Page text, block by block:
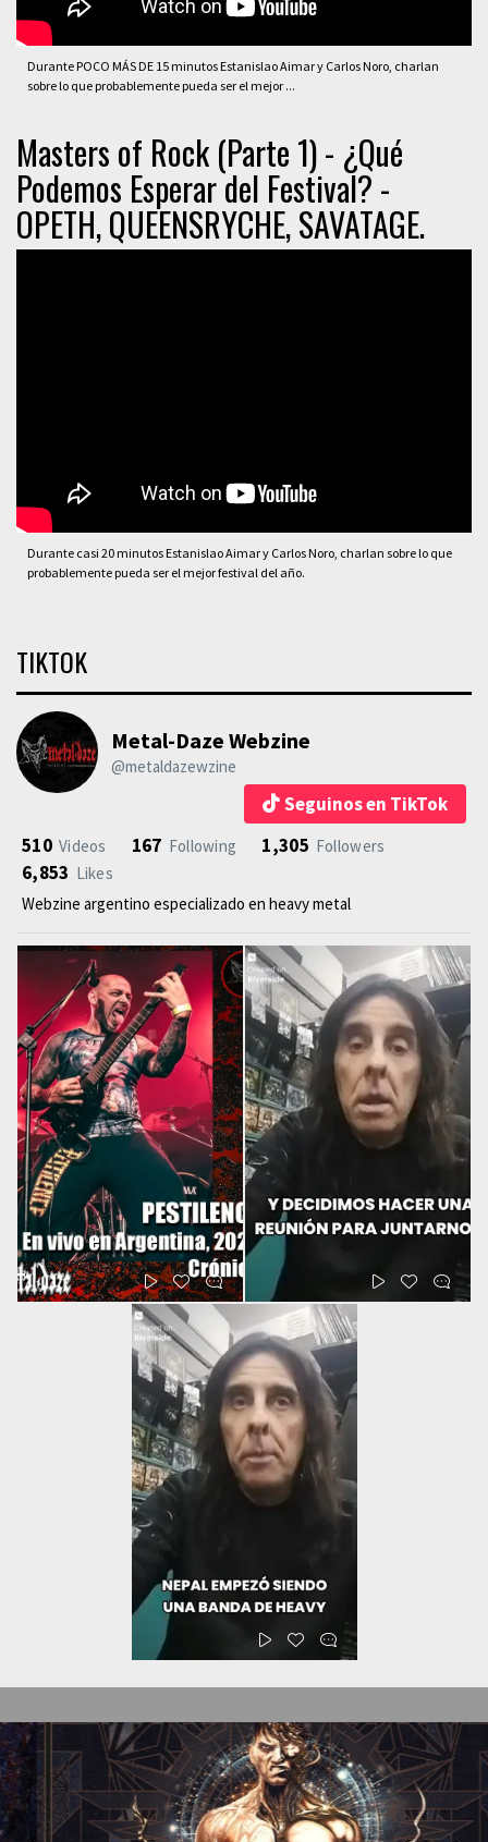
Durante POCO MÁS DE 15 minutos Estanislao Aimar y Carlos Noro, charlan
sobre lo que probablemente pueda ser el mejor ...
Masters of Rock (Parte 1) - ¿Qué
Podemos Esperar del Festival? -
OPETH, QUEENSRYCHE, SAVATAGE.
Durante casi 20 minutos Estanislao Aimar y Carlos Noro, charlan sobre lo que
probablemente pueda ser el mejor festival del año.
TIKTOK
Metal-Daze Webzine
@metaldazewzine
Seguinos en TikTok
510 Videos 167 Following 1,305 Followers
6,853 Likes
Webzine argentino especializado en heavy metal